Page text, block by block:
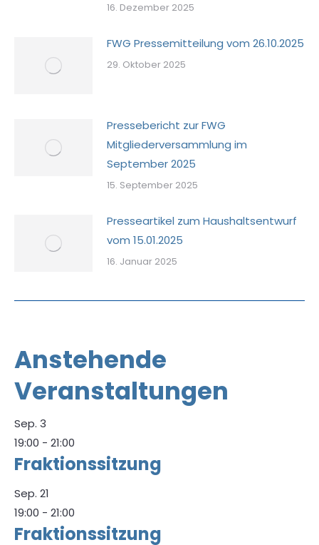
16. Dezember 2025
FWG Pressemitteilung vom 26.10.2025
29. Oktober 2025
Pressebericht zur FWG
Mitgliederversammlung im
September 2025
15. September 2025
Presseartikel zum Haushaltsentwurf
vom 15.01.2025
16. Januar 2025
Anstehende
Veranstaltungen
Sep. 3
19:00 - 21:00
Fraktionssitzung
Sep. 21
19:00 - 21:00
Fraktionssitzung